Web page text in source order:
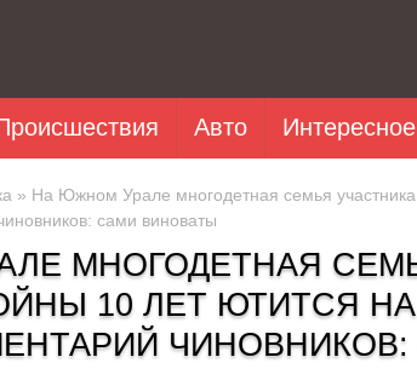
Авто Интересное
» На Южном Урале многодетная семья
сами виноваты
МНОГОДЕТНАЯ
10 ЛЕТ ЮТИТСЯ